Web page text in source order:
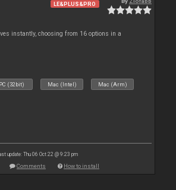
LE&PLUS&PRO
instantly, choosing from 16 options in a
PC (32bit) Mac (Intel) Mac (Arm)
update: Thu 06 Oct 22 @ 9:23 pm
Comments How to install